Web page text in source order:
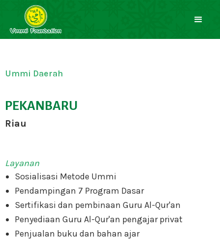
Ummi Daerah
PEKANBARU
Riau
Layanan
Sosialisasi Metode Ummi
Pendampingan 7 Program Dasar
Sertifikasi dan pembinaan Guru Al-Qur'an
Penyediaan Guru Al-Qur'an pengajar privat
Penjualan buku dan bahan ajar